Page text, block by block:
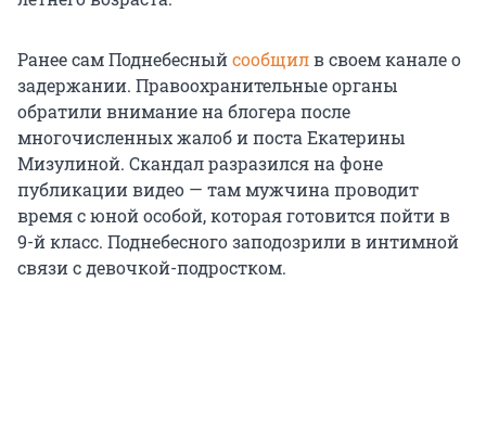
Ранее сам Поднебесныйсообщилв своем канале о
задержании. Правоохранительные органы
обратили внимание на блогера после
многочисленных жалоб и поста Екатерины
Мизулиной. Скандал разразился на фоне
публикации видео — там мужчина проводит
время с юной особой, которая готовится пойти в
9-й класс. Поднебесного заподозрили в интимной
связи с девочкой-подростком.